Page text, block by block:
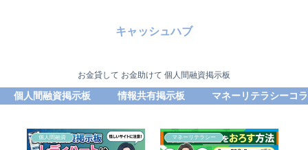
キャッシュハブ
お金貸して お金助けて 個人間融資掲示板
個人間融資掲示板 情報共有掲示板 マネーリテラシーコ
個人間融資 マネーリテラシー